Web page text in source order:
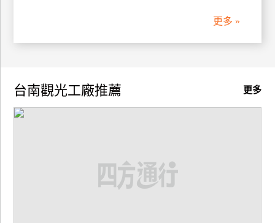
飯
作
更多 »
更多
台南觀光工廠推薦